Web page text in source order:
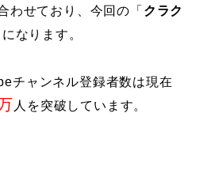
わせており、今回の「 クラク
なります。
チャンネル登録者数は現在
人を突破しています。